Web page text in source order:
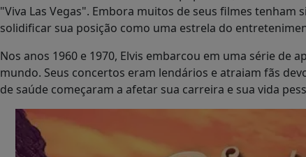
"Viva Las Vegas". Embora muitos de seus filmes
solidificar sua posição como uma estrela do
Nos anos 1960 e 1970, Elvis embarcou em uma série de
mundo. Seus concertos eram lendários e atraiam fãs
de saúde começaram a afetar sua carreira e sua vida